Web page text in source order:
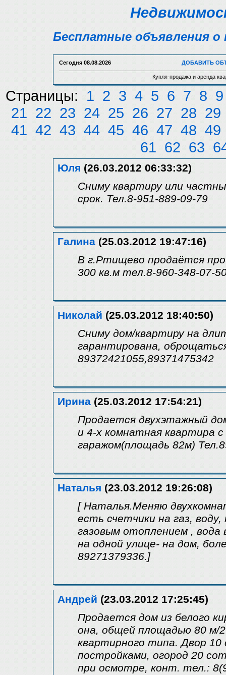
Бесплатные объявления о
Сегодня 08.08.2026 ДОБАВИТЬ
Купля-продажа и аренда
Страницы: 1 2 3 4 5 6 7 8 9
21 22 23 24 25 26 27 28 29
41 42 43 44 45 46 47 48 49
61 62 63
Юля (26.03.2012 06:33:32)
Сниму квартиру или
срок. Тел.8-951-889-09-79
Галина (25.03.2012 19:47:16)
В г.Ртищево продаётся
300 кв.м тел.8-960-348-07-
Николай (25.03.2012 18:40:50)
Сниму дом/квартиру на
гарантирована,
89372421055,89371475342
Ирина (25.03.2012 17:54:21)
Продается двухэтажный
и 4-х комнатная квартира
гаражом(площадь 82м)
Наталья (23.03.2012 19:26:08)
[ Наталья.Меняю
есть счетчики на газ,
газовым отоплением , вода
на одной улице- на дом,
89271379336.]
Андрей (23.03.2012 17:25:45)
Продается дом из белого
она, общей площадью 80 м/
квартирного типа. Двор
постройками, огород 20
при осмотре, конт. тел.: